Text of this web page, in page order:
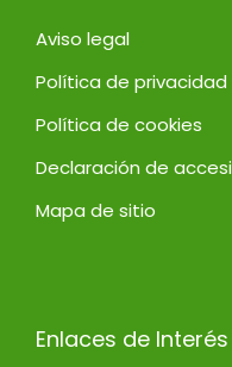
Aviso legal
Política de privacidad
Política de cookies
Declaración de
Mapa de sitio
Enlaces de Interés